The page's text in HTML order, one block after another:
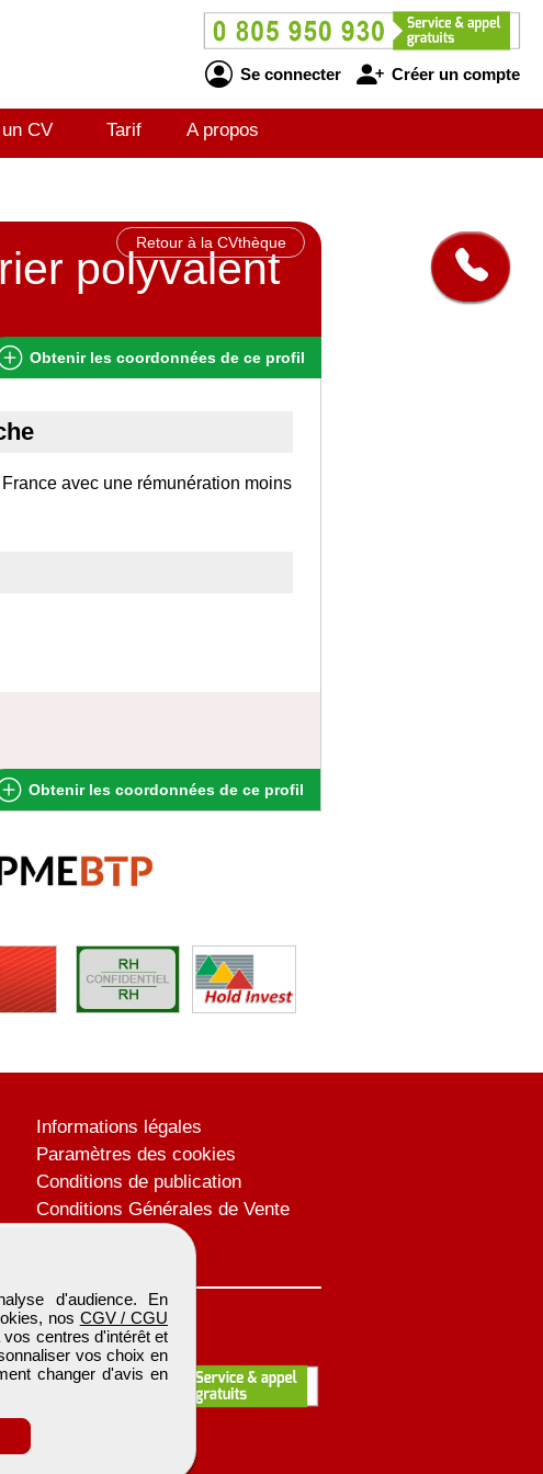
Se connecter Créer un compte
CV Tarif A propos
Retour à la CVthèque
polyvalent
Obtenir les coordonnées de ce profil
avec une rémunération moins
Obtenir les coordonnées de ce profil
d'audience. En
nos CGV / CGU
centres d'intérêt et
vos choix en
changer d'avis en
Informations légales
Paramètres des cookies
Conditions de publication
Conditions Générales de Vente